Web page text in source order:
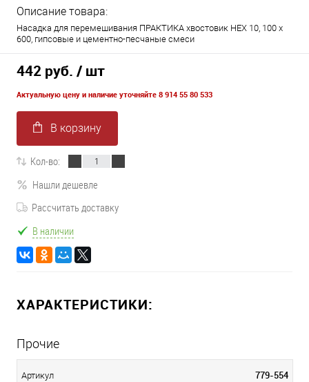
Описание товара:
Насадка для перемешивания ПРАКТИКА хвостовик НЕХ 10, 100 х
600, гипсовые и цементно-песчаные смеси
442 руб. / шт
Актуальную цену и наличие уточняйте 8 914 55 80 533
В корзину
Кол-во:
Нашли дешевле
Рассчитать доставку
В наличии
ХАРАКТЕРИСТИКИ:
Прочие
Артикул 779-554